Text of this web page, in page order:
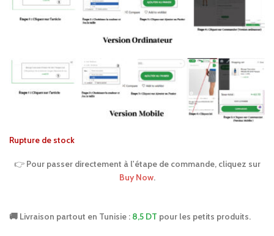
Rupture de stock
👉 Pour passer directement à l'étape de commande, cliquez sur
Buy Now.
🚚 Livraison partout en Tunisie : 8,5 DT pour les petits produits.